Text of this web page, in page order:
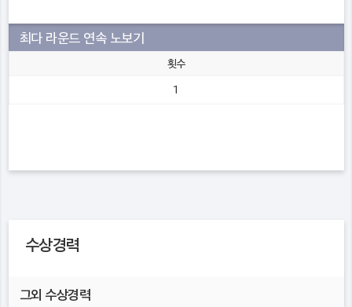
최다 라운드 연속 노보기
횟수
1
수상경력
그외 수상경력